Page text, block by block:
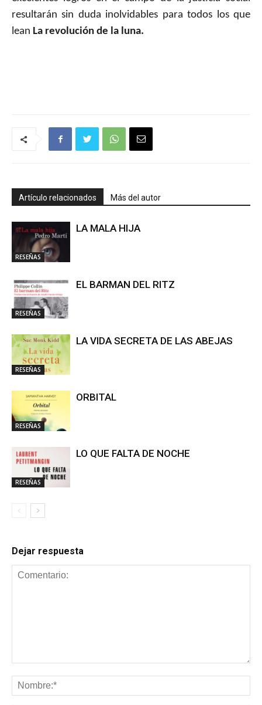
resultarán sin duda inolvidables para todos los que
lean La revolución de la luna.
Artículo relacionados Más del autor
RESEÑAS
LA MALA HIJA
RESEÑAS
EL BARMAN DEL RITZ
RESEÑAS
LA VIDA SECRETA DE LAS ABEJAS
RESEÑAS
ORBITAL
RESEÑAS
LO QUE FALTA DE NOCHE
Dejar respuesta